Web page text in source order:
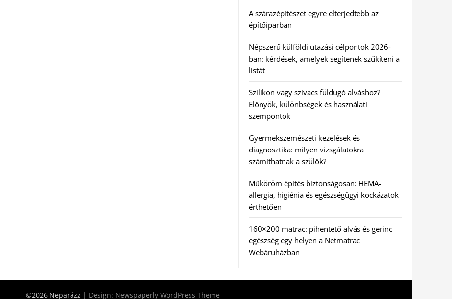
A szárazépítészet egyre elterjedtebb az
építőiparban
Népszerű külföldi utazási célpontok 2026-
ban: kérdések, amelyek segítenek szűkíteni a
listát
Szilikon vagy szivacs füldugó alváshoz?
Előnyök, különbségek és használati
szempontok
Gyermekszemészeti kezelések és
diagnosztika: milyen vizsgálatokra
számíthatnak a szülők?
Műköröm építés biztonságosan: HEMA-
allergia, higiénia és egészségügyi kockázatok
érthetően
160×200 matrac: pihentető alvás és gerinc
egészség egy helyen a Netmatrac
Webáruházban
©2026 Neparázz | Design: Newspaperly WordPress Theme